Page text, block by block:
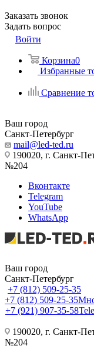
Заказать звонок
Задать вопрос
Войти
Корзина0
Избранные
Сравнение
Ваш город
Санкт-Петербург
mail@led-ted.ru
190020, г. Санкт-
№204
Вконтакте
Telegram
YouTube
WhatsApp
Ваш город
Санкт-Петербург
+7 (812) 509-25-35
+7 (812) 509-25-35
+7 (921) 907-35-58
190020, г. Санкт-
№204